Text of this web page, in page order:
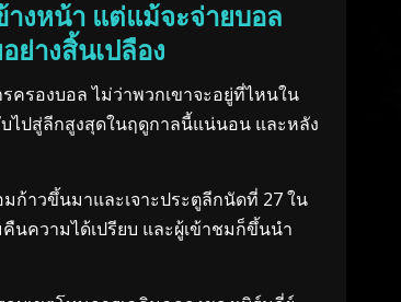
งหน้า แต่แม้จะจ่ายบอล
ย่างสิ้นเปลือง
ครองบอล ไม่ว่าพวกเขาจะอยู่ที่ไหนใน
ไปสู่ลีกสูงสุดในฤดูกาลนี้แน่นอน และหลัง
ก้าวขึ้นมาและเจาะประตูลีกนัดที่ 27 ใน
นความได้เปรียบ และผู้เข้าชมก็ขึ้นนำ